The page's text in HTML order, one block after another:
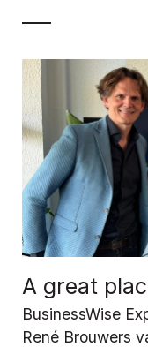
A great
BusinessWise
René Brouwers